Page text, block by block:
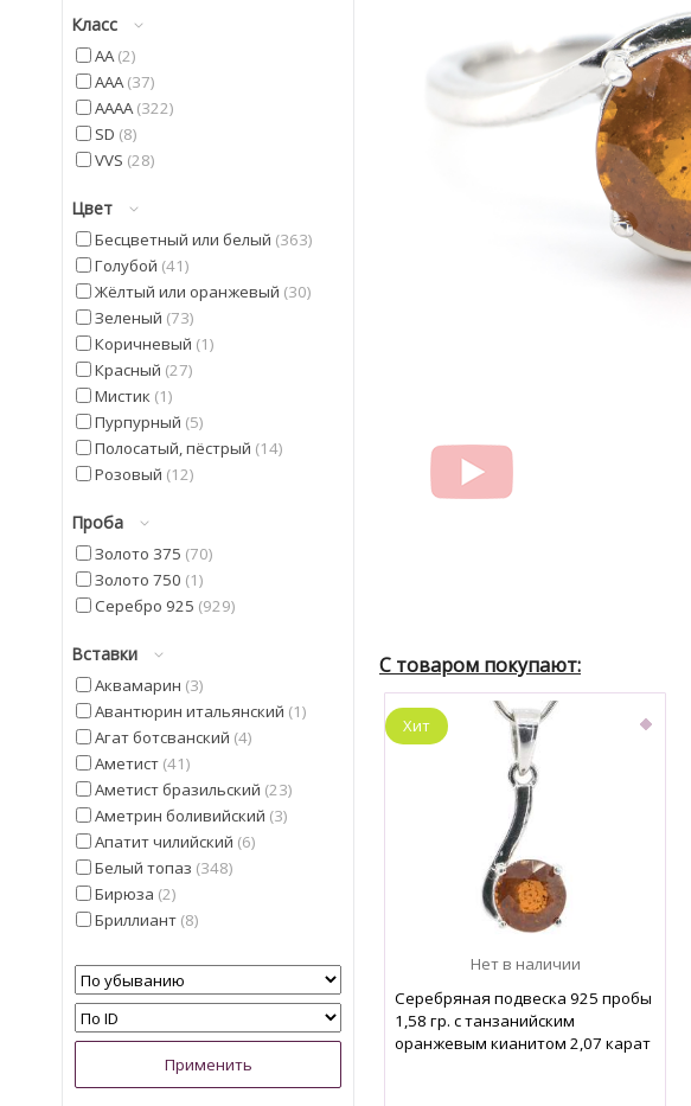
Класс
AA 2
AAA 37
AAAA 322
SD 8
VVS 28
Цвет
Бесцветный или белый 363
Голубой 41
Жёлтый или оранжевый 30
Зеленый 73
Коричневый 1
Красный 27
Мистик 1
Пурпурный 5
Полосатый, пёстрый 14
Розовый 12
Фиолетовый
Черный 20
Проба
Золото 375 70
Золото 750 1
Серебро 925 929
Вставки
Аквамарин 3
Авантюрин итальянский 1
Агат ботсванский 4
Аметист 41
Аметист бразильский 23
Аметрин боливийский 3
Апатит чилийский 6
Белый топаз 348
Бирюза 2
Бриллиант 8
Гранат мозамбицкий 12
Диаспор 30
Диопсид Альберта
4
Серебряная подвеска 925 пробы
1,58 гр. с танзанийским
оранжевым кианитом 2,07 карат